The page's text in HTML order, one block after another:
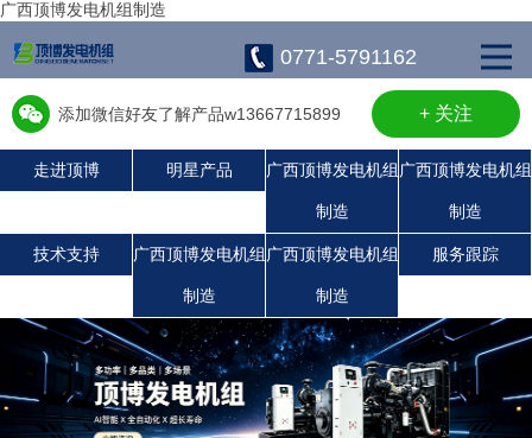
广西顶博发电机组制造
0771-5791162
添加微信好友了解产品w13667715899 + 关注
走进顶博 明星产品 广西顶博发电机组
制造
广西顶博发电机组
制造
技术支持 广西顶博发电机组
制造
广西顶博发电机组
制造
服务跟踪
广西顶博发电机组制造:静音发电机组
广西顶博发电机组制造:潍柴发电机组
珀金斯发电机组
广西顶博发电机组制造:沃尔沃发电机组
康明斯广西顶博发电机组制造
上柴发电机组
玉柴发电机组